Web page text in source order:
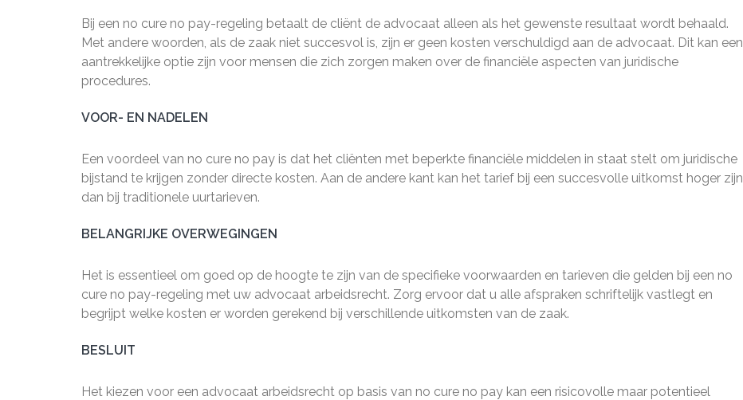
Bij een no cure no pay-regeling betaalt de cliënt de advocaat alleen als het gewenste resultaat wordt behaald.
Met andere woorden, als de zaak niet succesvol is, zijn er geen kosten verschuldigd aan de advocaat. Dit kan een
aantrekkelijke optie zijn voor mensen die zich zorgen maken over de financiële aspecten van juridische
procedures.
VOOR- EN NADELEN
Een voordeel van no cure no pay is dat het cliënten met beperkte financiële middelen in staat stelt om juridische
bijstand te krijgen zonder directe kosten. Aan de andere kant kan het tarief bij een succesvolle uitkomst hoger zijn
dan bij traditionele uurtarieven.
BELANGRIJKE OVERWEGINGEN
Het is essentieel om goed op de hoogte te zijn van de specifieke voorwaarden en tarieven die gelden bij een no
cure no pay-regeling met uw advocaat arbeidsrecht. Zorg ervoor dat u alle afspraken schriftelijk vastlegt en
begrijpt welke kosten er worden gerekend bij verschillende uitkomsten van de zaak.
BESLUIT
Het kiezen voor een advocaat arbeidsrecht op basis van no cure no pay kan een risicovolle maar potentieel